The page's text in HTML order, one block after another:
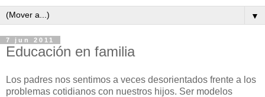
▼
7 jun 2011
Educación en familia
Los padres nos sentimos a veces desorientados frente a los
problemas cotidianos con nuestros hijos. Ser modelos